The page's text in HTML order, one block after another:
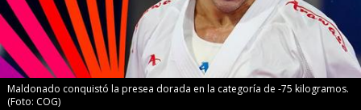
Maldonado conquistó la presea dorada en la categoría de -75 kilogramos.
(Foto: COG)